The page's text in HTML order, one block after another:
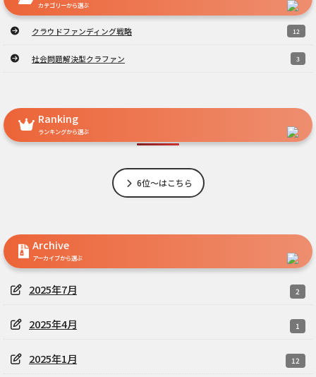
カテゴリーから選ぶ
クラウドファンディング戦略 12
社会問題解決型クラファン 3
Ranking
ランキングから選ぶ
6位～はこちら
Archive
アーカイブから選ぶ
2025年7月 2
2025年4月 1
2025年1月 12